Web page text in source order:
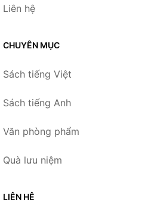
Liên hệ
CHUYÊN MỤC
Sách tiếng Việt
Sách tiếng Anh
Văn phòng phẩm
Quà lưu niệm
LIÊN HỆ